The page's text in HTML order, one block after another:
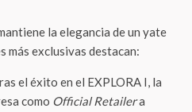
la elegancia de un yate
más exclusivas destacan:
el éxito en el EXPLORA I, la
como Official Retailera